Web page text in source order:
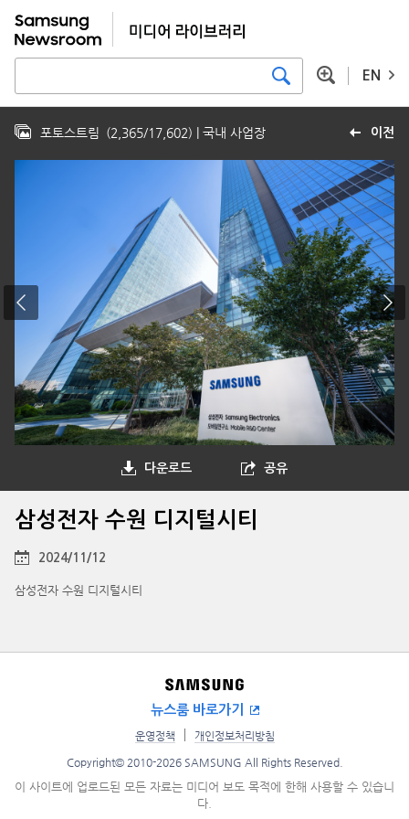
EN
이전
포토스트림 (2,365/17,602) | 국내 사업장
다운로드 공유
삼성전자 수원 디지털시티
2024/11/12
삼성전자 수원 디지털시티
뉴스룸 바로가기
운영정책 개인정보처리방침
Copyright© 2010-2026 SAMSUNG All Rights Reserved.
이 사이트에 업로드된 모든 자료는 미디어 보도 목적에 한해 사용할 수 있습니
다.